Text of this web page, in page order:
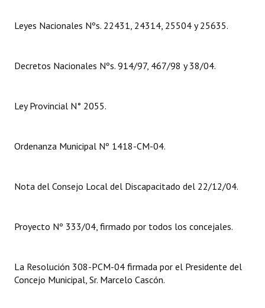
DOCUMENTOS
Proyectos Presentados
Informes de Unidad Coordinadora
Actas de Audiencias Públicas
NORMATIVA
Comunicaciones
Leyes Nacionales Nºs. 22431, 24314, 25504 y 25635.
Decretos Nacionales Nºs. 914/97, 467/98 y 38/04.
Ley Provincial N° 2055.
Ordenanza Municipal Nº 1418-CM-04.
Nota del Consejo Local del Discapacitado del 22/12/04.
Proyecto Nº 333/04, firmado por todos los concejales.
La Resolución 308-PCM-04 firmada por el Presidente del
Concejo Municipal, Sr. Marcelo Cascón.